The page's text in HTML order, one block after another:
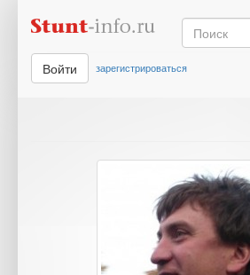
Войти зарегистрироваться